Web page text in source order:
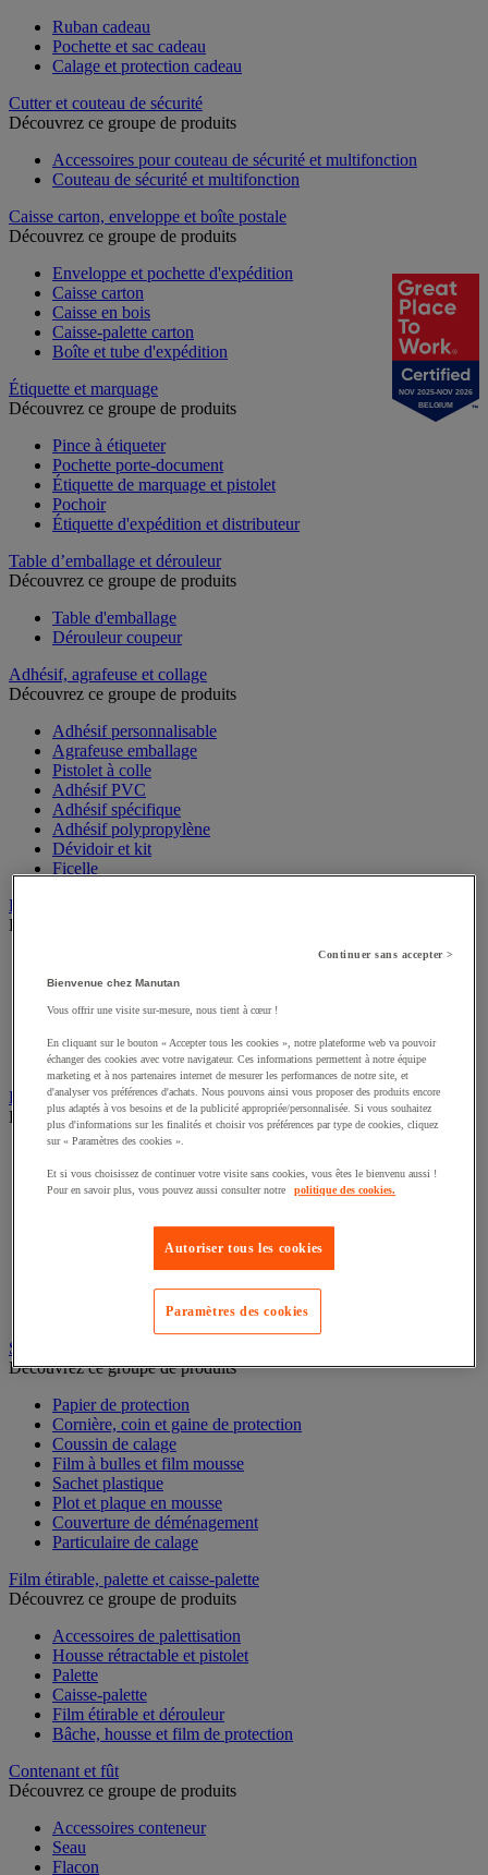
Ruban cadeau
Pochette et sac cadeau
Calage et protection cadeau
Cutter et couteau de sécurité
Découvrez ce groupe de produits
Accessoires pour couteau de sécurité et multifonction
Couteau de sécurité et multifonction
Caisse carton, enveloppe et boîte postale
Découvrez ce groupe de produits
Enveloppe et pochette d'expédition
Caisse carton
Caisse en bois
Caisse-palette carton
Boîte et tube d'expédition
Étiquette et marquage
Découvrez ce groupe de produits
Pince à étiqueter
Pochette porte-document
Étiquette de marquage et pistolet
Pochoir
Étiquette d'expédition et distributeur
Table d’emballage et dérouleur
Découvrez ce groupe de produits
Table d'emballage
Dérouleur coupeur
Adhésif, agrafeuse et collage
Découvrez ce groupe de produits
Adhésif personnalisable
Agrafeuse emballage
Pistolet à colle
Adhésif PVC
Adhésif spécifique
Adhésif polypropylène
Dévidoir et kit
Ficelle
Feuillard et cerclage
Découvrez ce groupe de produits
Feuillard
Kit de cerclage
Chape et boucle pour feuillard
Bac
Découvrez ce groupe de produits
Bac norme Europe
Bac-tiroirs
Rangement pour bacs
Bac de transport
Sachet, film bulle et calage
Découvrez ce groupe de produits
Papier de protection
Cornière, coin et gaine de protection
Coussin de calage
Film à bulles et film mousse
Sachet plastique
Plot et plaque en mousse
Couverture de déménagement
Particulaire de calage
Film étirable, palette et caisse-palette
Découvrez ce groupe de produits
Accessoires de palettisation
Housse rétractable et pistolet
Palette
Caisse-palette
Film étirable et dérouleur
Bâche, housse et film de protection
Contenant et fût
Découvrez ce groupe de produits
Accessoires conteneur
Seau
Flacon
NOV 2025-NOV 2026
BELGIUM
Continuer sans accepter >
Bienvenue chez Manutan
Vous offrir une visite sur-mesure, nous tient à cœur !
En cliquant sur le bouton « Accepter tous les cookies », notre plateforme web va pouvoir
échanger des cookies avec votre navigateur. Ces informations permettent à notre équipe
marketing et à nos partenaires internet de mesurer les performances de notre site, et
d'analyser vos préférences d'achats. Nous pouvons ainsi vous proposer des produits encore
plus adaptés à vos besoins et de la publicité appropriée/personnalisée. Si vous souhaitez
plus d'informations sur les finalités et choisir vos préférences par type de cookies, cliquez
sur « Paramètres des cookies ».
Et si vous choisissez de continuer votre visite sans cookies, vous êtes le bienvenu aussi !
Pour en savoir plus, vous pouvez aussi consulter notre politique des cookies.
Autoriser tous les cookies
Paramètres des cookies